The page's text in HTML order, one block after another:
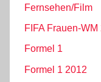
Fernsehen/Film
FIFA Frauen-WM
Formel 1
Formel 1 2012